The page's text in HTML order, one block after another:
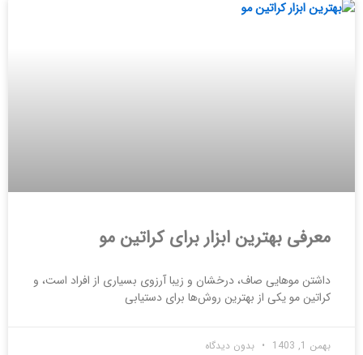
معرفی بهترین ابزار برای کراتین مو
داشتن موهایی صاف، درخشان و زیبا آرزوی بسیاری از افراد است، و
کراتین مو یکی از بهترین روش‌ها برای دستیابی
بهمن 1, 1403 بدون دیدگاه